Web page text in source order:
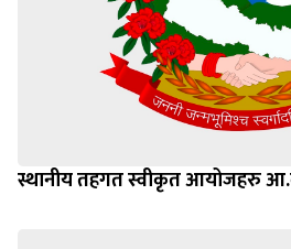
स्थानीय तहगत स्वीकृत आयोजहरु